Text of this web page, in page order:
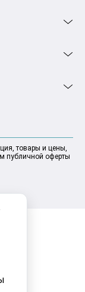
товары и цены,
публичной оферты